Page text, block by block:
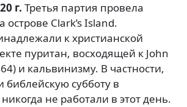
г. Третья партия провела
острове Clark’s Island.
к христианской
пуритан, восходящей к John
и кальвинизму. В частности,
библейскую субботу в
не работали в этот день.